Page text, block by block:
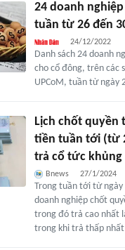
24 doanh
tuần từ 26 đến
24/12/2022
Danh sách 24 doanh
cho cổ đông, trên các
UPCoM, tuần từ ngày
Lịch chốt quyền
tiền tuần tới (từ
trả cổ tức khủng
Bnews 27/1/2024
Trong tuần tới từ
doanh nghiệp chốt
trong đó trả cao nhất
trong khi trả thấp nhất